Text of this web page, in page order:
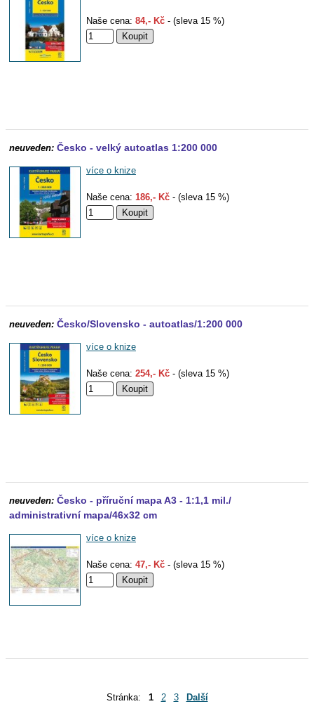
Naše cena: 84,- Kč - (sleva 15 %)
neuveden: Česko - velký autoatlas 1:200 000
více o knize
Naše cena: 186,- Kč - (sleva 15 %)
neuveden: Česko/Slovensko - autoatlas/1:200 000
více o knize
Naše cena: 254,- Kč - (sleva 15 %)
neuveden: Česko - příruční mapa A3 - 1:1,1 mil./
administrativní mapa/46x32 cm
více o knize
Naše cena: 47,- Kč - (sleva 15 %)
Stránka: 1 2 3 Další